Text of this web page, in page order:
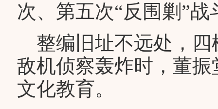
次、第五次“反围剿”
整编旧址不远处，四
敌机侦察轰炸时，董
文化教育。